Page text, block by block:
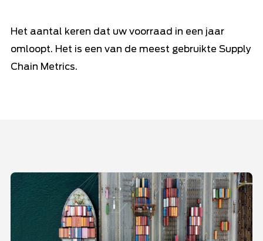
Het aantal keren dat uw voorraad in een jaar
omloopt. Het is een van de meest gebruikte Supply
Chain Metrics.